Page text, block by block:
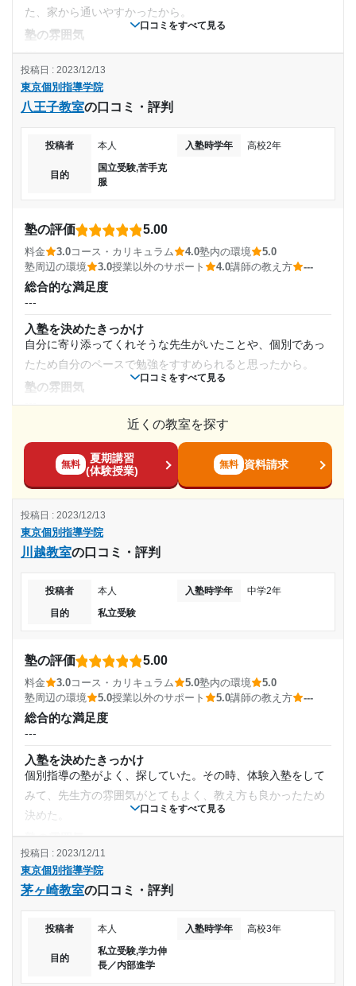
月額料金
目的の達成度
目的の達成理由
志望校と合格状況
---
能性がございますので、詳しくは塾にお問い合わせください。
東京個別指導学院 能見台教室の口コミをもっと見る
通塾期間
入塾時の学年
通塾頻度
---
---
月額料金
30,000円〜50,000円
目的の達成度
達成
目的の達成理由
志望校と合格状況
---
※料金は口コミされた方が支払った金額の目安です。実際の料金とは異なる可
能性がございますので、詳しくは塾にお問い合わせください。
東京個別指導学院 祖師ヶ谷大蔵教室の口コミをもっと見る
口コミをすべて見る
た、家から通いやすかったから。
塾の雰囲気
料金
大学生の方に教えていただく割には少し高く感じた。ただあ
の綺麗な環境を維持するには妥当なのかもしれないと思っ
コース・カリキュラム
自分自身でコマ数や時間などすべてを自由に決められるとこ
ろがとてもよかった。私は数学と英語を重点的にプランに組
講師の教え方
---
塾内の環境
机、椅子など教室の環境がとても綺麗で明るくてとてもよか
った。また、自習室もとても綺麗で学習意欲が上がる環境だ
った。
塾周辺の環境
とても綺麗で明るい空間でとてもよかった。床がカーペット
仕様だったり、机や椅子が新しく綺麗なものだったり、と勉
授業以外のサポート
(相談・面談、家庭学習のサポート、授業以外のコミュニケーション等)
面談は年に3〜4回ほど実施され、他にもこちらが希望すれば
好きなときに面談できるため、とてもよかった。
利用詳細
通塾期間
2018年7月〜2020年3月(1年9ヶ月)
入塾時の学年
受講コース
通年,春期講習,夏期講習,冬期講習
---
1日あたりの授業時間
月額料金
目的の達成度
口コミをすべて見る
東京個別指導学院
八王子教室の口コミ・評判
投稿日 : 2023/12/13
投稿者 本人 入塾時学年 高校2年
目的
国立受験,苦手克
服
塾の評価 5.00
料金 3.0コース・カリキュラム 4.0塾内の環境
5.0
塾周辺の環境
3.0授業以外のサポート 4.0講師の教え方 ---
総合的な満足度
---
入塾を決めたきっかけ
自分に寄り添ってくれそうな先生がいたことや、個別であっ
たため自分のペースで勉強をすすめられると思ったから。
塾の雰囲気
自分が払っていたいた訳ではないためなんとも言えないが、
両親は高いと言っていたから。
コース・カリキュラム
辛いことも、遅くてもやもやすることもなかったから。
講師の教え方
---
綺麗な校舎内で、勉強するのに差し支えなかった。空調もち
ょうどよかったため、勉強がはかどったといえるから。
大方集中しやすい環境であったが、自習室だけ壁が薄く、教
授業以外のサポート
(相談・面談、家庭学習のサポート、授業以外のコミュニケーション等)
授業外に質問してもすぐに答えてくれる雰囲気ではあった。
り、分からないことをその場で答えてもらうのは難しかっ
た。
利用詳細
2019年5月〜2021年3月(1年11ヶ月)
入塾時の学年
高校2年
近くの教室を探す
無料
夏期講習
(体験授業)
無料 資料請求
口コミをすべて見る
東京個別指導学院
川越教室の口コミ・評判
投稿日 : 2023/12/13
投稿者 本人 入塾時学年
中学2年
目的
私立受験
塾の評価 5.00
料金 3.0コース・カリキュラム 5.0塾内の環境
5.0
塾周辺の環境
5.0授業以外のサポート 5.0講師の教え方 ---
総合的な満足度
---
入塾を決めたきっかけ
個別指導の塾がよく、探していた。その時、体験入塾をして
みて、先生方の雰囲気がとてもよく、教え方も良かったため
決めた。
---
料金
内容を考えてみると妥当だとは思ってはいるが、やはり集団
がたい。
コース・カリキュラム
先生1人に対して、最大生徒2人だったので自分のペースで勉
東京個別指導学院
茅ヶ崎教室の口コミ・評判
投稿日 : 2023/12/11
投稿者 本人 入塾時学年 高校3年
目的
私立受験,学力伸
長／内部進学